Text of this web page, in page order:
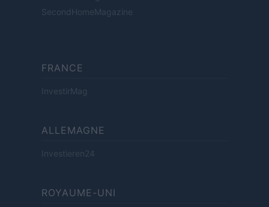
SecondHomeMagazine
FRANCE
InvestirMag
ALLEMAGNE
Investieren24
ROYAUME-UNI